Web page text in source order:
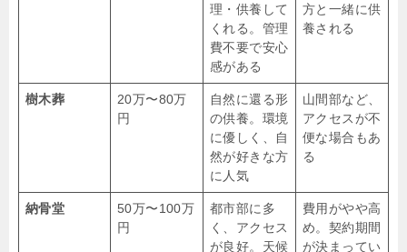
理・供養して
くれる。管理
費不要で安心
感がある
方と一緒に供
養される
樹木葬
20万〜80万
円
自然に還る形
の供養。環境
に優しく、自
然が好きな方
に人気
山間部など、
アクセスが不
便な場合もあ
る
納骨堂
50万〜100万
円
都市部に多
く、アクセス
が良好。天候
費用がやや高
め。契約期間
が決まってい